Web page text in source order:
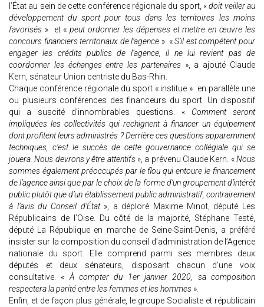
l’État au sein de cette conférence régionale du sport, «doit veiller au
développement du sport pour tous dans les territoires les moins
favorisés » et «peut ordonner les dépenses et mettre en œuvre les
concours financiers territoriaux de l’agence ». «S’il est compétent pour
engager les crédits publics de l’agence, il ne lui revient pas de
coordonner les échanges entre les partenaires», a ajouté Claude
Kern, sénateur Union centriste du Bas-Rhin.
Chaque conférence régionale du sport « institue » en parallèle une
ou plusieurs conférences des financeurs du sport. Un dispositif
qui a suscité d'innombrables questions. « Comment seront
impliquées les collectivités qui rechignent à financer un équipement
dont profitent leurs administrés ? Derrière ces questions apparemment
techniques, c’est le succès de cette gouvernance collégiale qui se
jouera. Nous devrons y être attentifs», a prévenu Claude Kern. «Nous
sommes également préoccupés par le flou qui entoure le financement
de l’agence ainsi que par le choix de la forme d’un groupement d’intérêt
public plutôt que d’un établissement public administratif, contrairement
à l’avis du Conseil d’État », a déploré Maxime Minot, député Les
Républicains de l’Oise. Du côté de la majorité, Stéphane Testé,
député La République en marche de Seine-Saint-Denis, a préféré
insister sur la composition du conseil d’administration de l’Agence
nationale du sport. Elle comprend parmi ses membres deux
députés et deux sénateurs, disposant chacun d’une voix
consultative. « À compter du 1er janvier 2020, sa composition
respectera la parité entre les femmes et les hommes ».
Enfin, et de façon plus générale, le groupe Socialiste et républicain